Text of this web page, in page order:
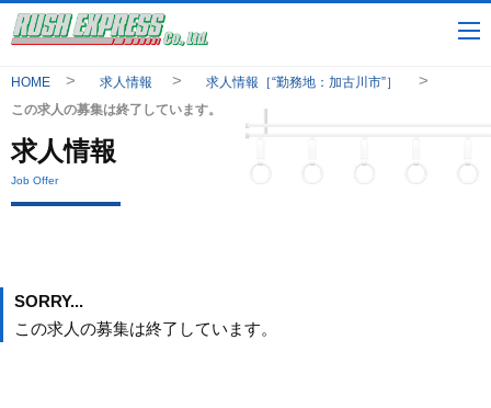
HOME 求人情報
求人情報［“勤務地：加古川市”］
この求人の募集は終了しています。
求人情報
Job Offer
SORRY...
この求人の募集は終了しています。